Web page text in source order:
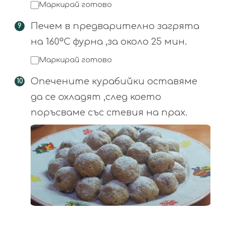
Маркирай готово
Печем в предварително загрята
на 160°С фурна ,за около 25 мин.
Маркирай готово
Опечените курабийки оставяме
да се охладят ,след което
поръсваме със стевия на прах.